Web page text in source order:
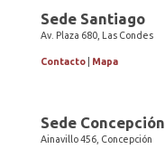
Sede Santiago
Av. Plaza 680, Las Condes
Contacto Mapa
Sede Concepción
Ainavillo 456, Concepción